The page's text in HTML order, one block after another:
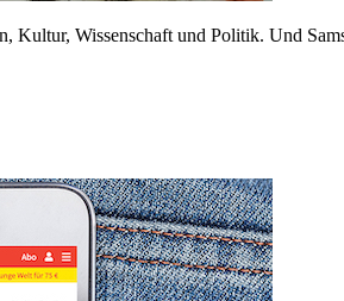
Kultur, Wissenschaft und Politik. Und